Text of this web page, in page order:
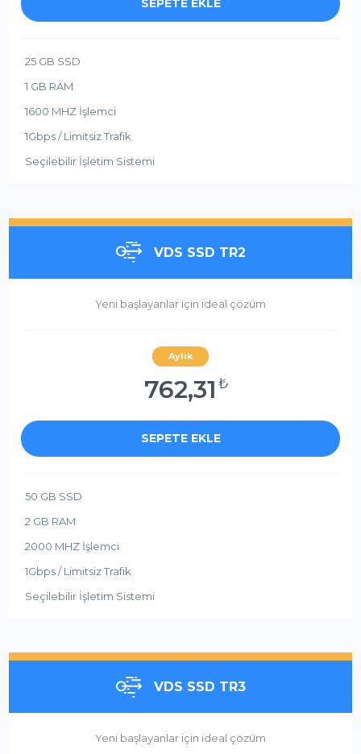
SEPETE EKLE
25 GB SSD
1 GB RAM
1600 MHZ İşlemci
1Gbps / Limitsiz Trafik
Seçilebilir İşletim Sistemi
VDS SSD TR2
Yeni başlayanlar için ideal çözüm
Aylık
₺
762,31
SEPETE EKLE
50 GB SSD
2 GB RAM
2000 MHZ İşlemci
1Gbps / Limitsiz Trafik
Seçilebilir İşletim Sistemi
VDS SSD TR3
Yeni başlayanlar için ideal çözüm